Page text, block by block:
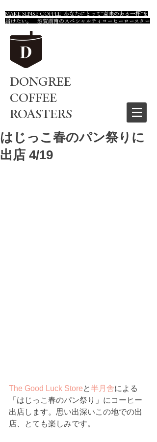
MAKE SENSE COFFEE あなたにとって"意味のある一杯"を
届けたい。 滋賀湖南のスペシャルティコーヒーロースター
DONGREE
COFFEE
ROASTERS
はじっこ春のパン祭りに
出店 4/19
The Good Luck Storeと半月舎による
「はじっこ春のパン祭り」にコーヒー
出店します。思い出深いこの地での出
店、とても楽しみです。